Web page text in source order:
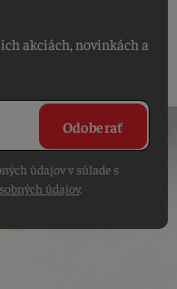
akciách, novinkách a
Odoberať
údajov v súlade s
údajov.